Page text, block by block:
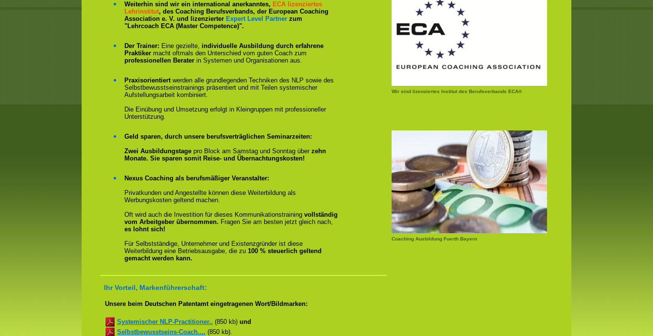
Wir sind lizenziertes Institut des Berufsverbands ECA®
Weiterhin sind wir ein international anerkanntes, ECA lizenziertes
Lehrinstitut, des Coaching Berufsverbands, der European Coaching
Association e. V. und lizenzierter Expert Level Partner zum
"Lehrcoach ECA (Master Competence)".
Der Trainer: Eine gezielte, individuelle Ausbildung durch erfahrene
Praktiker macht oftmals den Unterschied vom guten Coach zum
professionellen Berater in Systemen und Organisationen aus.
Praxisorientiertwerden alle grundlegenden Techniken des NLP sowie des
Selbstbewusstseinstrainings präsentiert und mit Teilen systemischer
Aufstellungsarbeit kombiniert.
Die Einübung und Umsetzung erfolgt in Kleingruppen mit professioneller
Unterstützung.
Coaching Ausbildung Fuerth Bayern
Geld sparen, durch unsere berufsverträglichen Seminarzeiten:
Zwei Ausbildungstage pro Block am Samstag und Sonntag über zehn
Monate. Sie sparen somit Reise- und Übernachtungskosten!
Nexus Coaching als berufsmäßiger Veranstalter:
Privatkunden und Angestellte können diese Weiterbildung als
Werbungskosten geltend machen.
Oft wird auch die Investition für dieses Kommunikationstraining vollständig
vom Arbeitgeber übernommen. Fragen Sie am besten jetzt gleich nach,
es lohnt sich!
Für Selbstständige, Unternehmer und Existenzgründer ist diese
Weiterbildung eine Betriebsausgabe, die zu 100 % steuerlich geltend
gemacht werden kann.
Ihr Vorteil, Markenführerschaft:
Unsere beim Deutschen Patentamt eingetragenen Wort/Bildmarken:
Systemischer NLP-Practitioner.. (850 kb) und
Selbstbewusstseins-Coach.... (850 kb).